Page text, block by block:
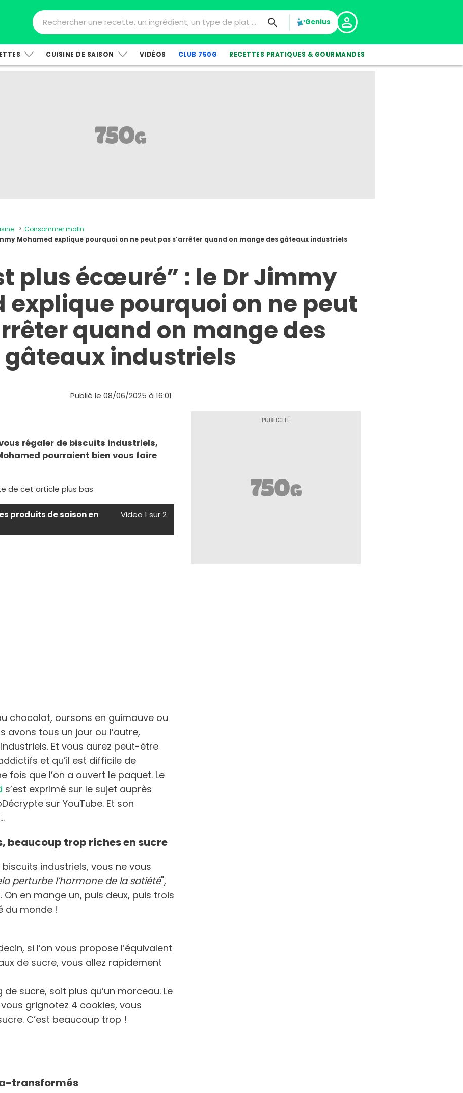
Genius
CUISINE DE SAISON VIDÉOS CLUB 750G RECETTES PRATIQUES & GOURMANDES
Consommer malin
Mohamed explique pourquoi on ne peut pas s’arrêter quand on mange des gâteaux industriels
plus écœuré” : le Dr Jimmy
explique pourquoi on ne peut
quand on mange des
gâteaux industriels
Publié le 08/06/2025 à 16:01
régaler de biscuits industriels,
pourraient bien vous faire
de cet article plus bas
produits de saison en
Video 1 sur 2
chocolat, oursons en guimauve ou
avons tous un jour ou l’autre,
Et vous aurez peut-être
et qu’il est difficile de
fois que l’on a ouvert le paquet. Le
s’est exprimé sur le sujet auprès
sur YouTube. Et son
beaucoup trop riches en sucre
industriels, vous ne vous
perturbe l’hormone de la satiété",
en mange un, puis deux, puis trois
du monde !
si l’on vous propose l’équivalent
de sucre, vous allez rapidement
sucre, soit plus qu’un morceau. Le
grignotez 4 cookies, vous
C’est beaucoup trop !
transformés